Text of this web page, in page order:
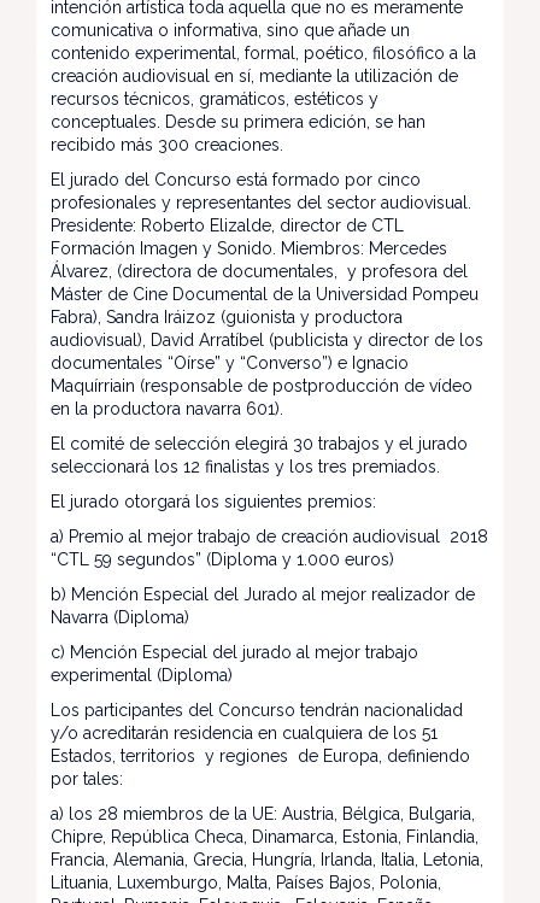
intención artística toda aquella que no es meramente
comunicativa o informativa, sino que añade un
contenido experimental, formal, poético, filosófico a la
creación audiovisual en sí, mediante la utilización de
recursos técnicos, gramáticos, estéticos y
conceptuales. Desde su primera edición, se han
recibido más 300 creaciones.
El jurado del Concurso está formado por cinco
profesionales y representantes del sector audiovisual.
Presidente: Roberto Elizalde, director de CTL
Formación Imagen y Sonido. Miembros: Mercedes
Álvarez, (directora de documentales, y profesora del
Máster de Cine Documental de la Universidad Pompeu
Fabra), Sandra Iráizoz (guionista y productora
audiovisual), David Arratíbel (publicista y director de los
documentales “Oírse” y “Converso”) e Ignacio
Maquírriain (responsable de postproducción de vídeo
en la productora navarra 601).
El comité de selección elegirá 30 trabajos y el jurado
seleccionará los 12 finalistas y los tres premiados.
El jurado otorgará los siguientes premios:
a) Premio al mejor trabajo de creación audiovisual 2018
“CTL 59 segundos” (Diploma y 1.000 euros)
b) Mención Especial del Jurado al mejor realizador de
Navarra (Diploma)
c) Mención Especial del jurado al mejor trabajo
experimental (Diploma)
Los participantes del Concurso tendrán nacionalidad
y/o acreditarán residencia en cualquiera de los 51
Estados, territorios y regiones de Europa, definiendo
por tales:
a) los 28 miembros de la UE: Austria, Bélgica, Bulgaria,
Chipre, República Checa, Dinamarca, Estonia, Finlandia,
Francia, Alemania, Grecia, Hungría, Irlanda, Italia, Letonia,
Lituania, Luxemburgo, Malta, Países Bajos, Polonia,